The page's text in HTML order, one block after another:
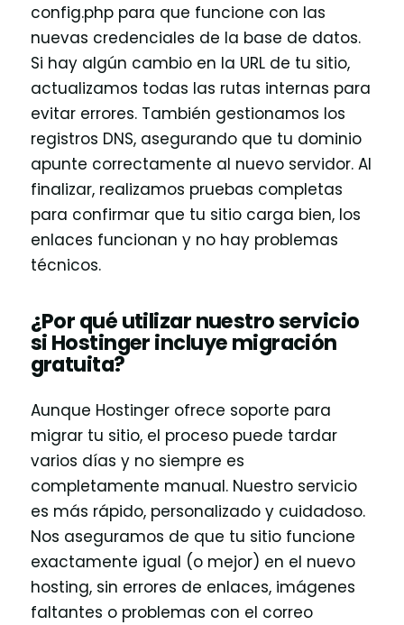
config.php para que funcione con las
nuevas credenciales de la base de datos.
Si hay algún cambio en la URL de tu sitio,
actualizamos todas las rutas internas para
evitar errores. También gestionamos los
registros DNS, asegurando que tu dominio
apunte correctamente al nuevo servidor. Al
finalizar, realizamos pruebas completas
para confirmar que tu sitio carga bien, los
enlaces funcionan y no hay problemas
técnicos.
¿Por qué utilizar nuestro servicio
si Hostinger incluye migración
gratuita?
Aunque Hostinger ofrece soporte para
migrar tu sitio, el proceso puede tardar
varios días y no siempre es
completamente manual. Nuestro servicio
es más rápido, personalizado y cuidadoso.
Nos aseguramos de que tu sitio funcione
exactamente igual (o mejor) en el nuevo
hosting, sin errores de enlaces, imágenes
faltantes o problemas con el correo